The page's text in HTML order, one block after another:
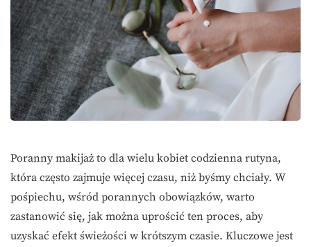
Poranny makijaż to dla wielu kobiet codzienna rutyna,
która często zajmuje więcej czasu, niż byśmy chciały. W
pośpiechu, wśród porannych obowiązków, warto
zastanowić się, jak można uprościć ten proces, aby
uzyskać efekt świeżości w krótszym czasie. Kluczowe jest